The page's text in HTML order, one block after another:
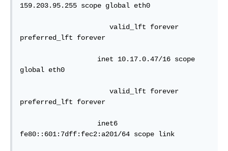
159.203.95.255 scope global eth0
valid_lft forever
preferred_lft forever
inet 10.17.0.47/16 scope
global eth0
valid_lft forever
preferred_lft forever
inet6
fe80::601:7dff:fec2:a201/64 scope link